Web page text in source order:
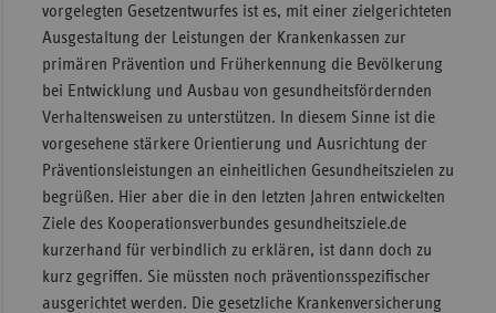
vorgelegten Gesetzentwurfes ist es, mit einer zielgerichteten
Ausgestaltung der Leistungen der Krankenkassen zur
primären Prävention und Früherkennung die Bevölkerung
bei Entwicklung und Ausbau von gesundheitsfördernden
Verhaltensweisen zu unterstützen. In diesem Sinne ist die
vorgesehene stärkere Orientierung und Ausrichtung der
Präventionsleistungen an einheitlichen Gesundheitszielen zu
begrüßen. Hier aber die in den letzten Jahren entwickelten
Ziele des Kooperationsverbundes gesundheitsziele.de
kurzerhand für verbindlich zu erklären, ist dann doch zu
kurz gegriffen. Sie müssten noch präventionsspezifischer
ausgerichtet werden. Die gesetzliche Krankenversicherung